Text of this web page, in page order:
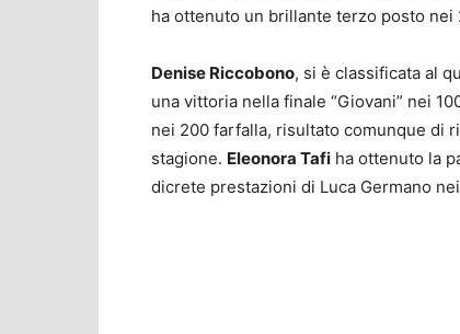
ha ottenuto un brillante terzo posto nei
Denise Riccobono, si è classificata al
una vittoria nella finale “Giovani” nei
nei 200 farfalla, risultato comunque di
stagione. Eleonora Tafi ha ottenuto la
dicrete prestazioni di Luca Germano